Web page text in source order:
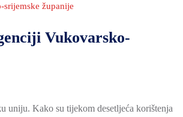
županije
Vukovarsko-
uniju. Kako su tijekom desetljeća korištenja